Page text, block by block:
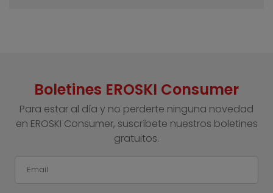
Boletines EROSKI Consumer
Para estar al día y no perderte ninguna novedad
en EROSKI Consumer, suscríbete nuestros boletines
gratuitos.